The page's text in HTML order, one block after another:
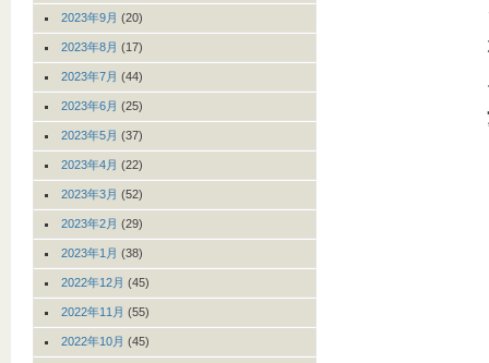
2023年9月 (20)
2023年8月 (17)
2023年7月 (44)
2023年6月 (25)
2023年5月 (37)
2023年4月 (22)
2023年3月 (52)
2023年2月 (29)
2023年1月 (38)
2022年12月 (45)
2022年11月 (55)
2022年10月 (45)